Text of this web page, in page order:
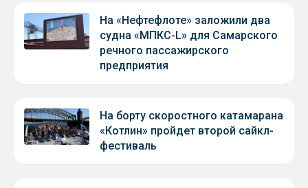
На «Нефтефлоте» заложили два
судна «МПКС-L» для Самарского
речного пассажирского
предприятия
На борту скоростного катамарана
«Котлин» пройдет второй сайкл-
фестиваль